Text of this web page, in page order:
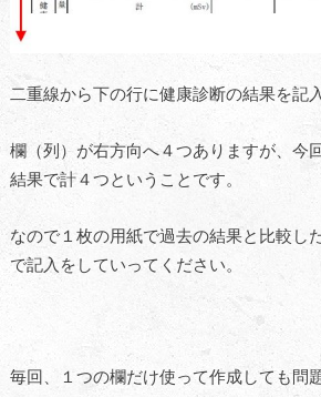
二重線から下の行に健康診断の結果を記
欄（列）が右方向へ４つありますが、今
結果で計４つということです。
なので１枚の用紙で過去の結果と比較し
で記入をしていってください。
毎回、１つの欄だけ使って作成しても問